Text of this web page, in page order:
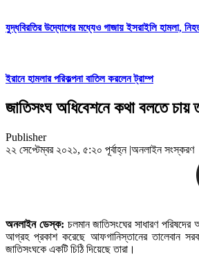
যুদ্ধবিরতির উদ্যোগের মধ্যেও গাজায় ইসরাইলি হামলা,
ইরানে হামলার পরিকল্পনা বাতিল করলেন ট্রাম্প
জাতিসংঘ অধিবেশনে কথা বলতে চায়
Publisher
২২ সেপ্টেম্বর ২০২১, ৫:২০ পূর্বাহ্ন |অনলাইন সংস্করণ
অনলাইন ডেস্ক: চলমান জাতিসংঘের সাধারণ
আগ্রহ প্রকাশ করেছে আফগানিস্তানের তালেবান
জাতিসংঘকে একটি চিঠি দিয়েছে তারা।